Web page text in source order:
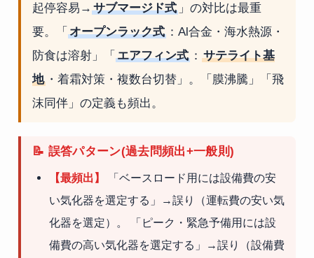
起停容易→ サブマージド式」の対比は最重
要。「 オープンラック式：Al合金・海水熱源・
防食は溶射」「 エアフィン式： サテライト基
地・着霜対策・複数台切替」。「膜沸騰」「飛
沫同伴」の定義も頻出。
📝 誤答パターン(過去問頻出+一般則)
【最頻出】
「ベースロード用には設備費の安
い気化器を選定する」→誤り（運転費の安い気
化器を選定）。 「ピーク・緊急予備用には設
備費の高い気化器を選定する」→誤り（設備費